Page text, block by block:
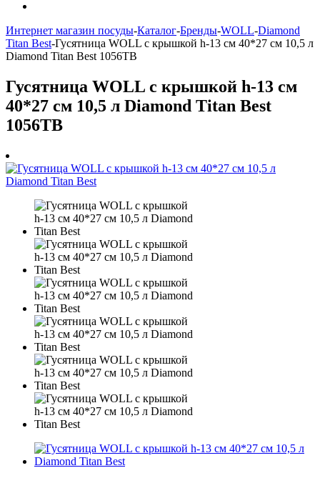
Интернет магазин посуды-Каталог-Бренды-WOLL-Diamond
Titan Best-Гусятница WOLL с крышкой h-13 см 40*27 см 10,5 л
Diamond Titan Best 1056TB
Гусятница WOLL с крышкой h-13 см
40*27 см 10,5 л Diamond Titan Best
1056TB